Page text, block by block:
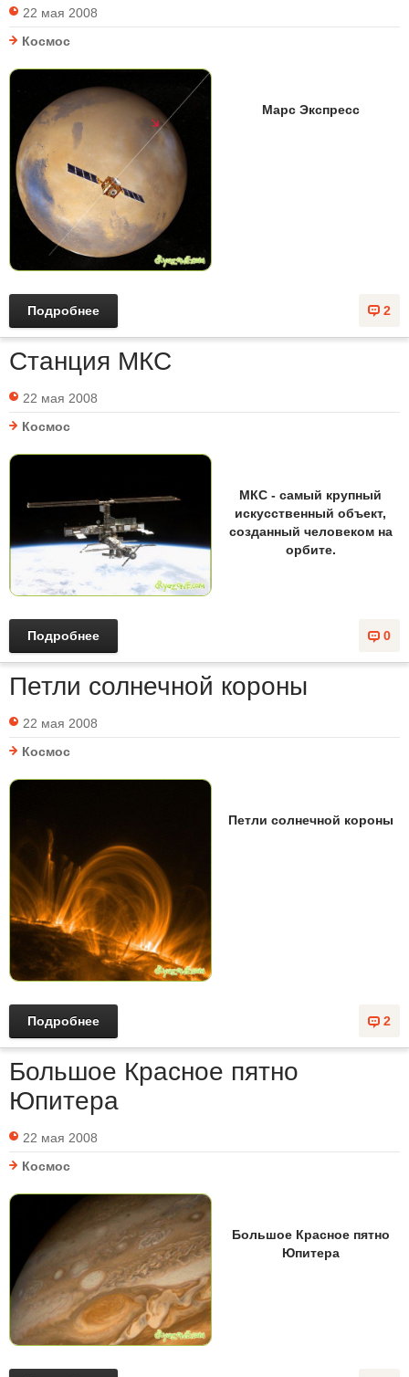
22 мая 2008
Космос
Марс Экспресс
2
Подробнее
Станция МКС
22 мая 2008
Космос
МКС - самый крупный
искусственный объект,
созданный человеком на
орбите.
0
Подробнее
Петли солнечной короны
22 мая 2008
Космос
Петли солнечной короны
2
Подробнее
Большое Красное пятно
Юпитера
22 мая 2008
Космос
Большое Красное пятно
Юпитера